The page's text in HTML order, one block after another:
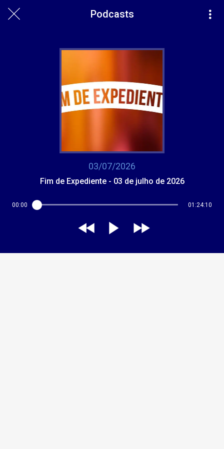
Podcasts
03/07/2026
Fim de Expediente - 03 de julho de 2026
00:00 01:24:10